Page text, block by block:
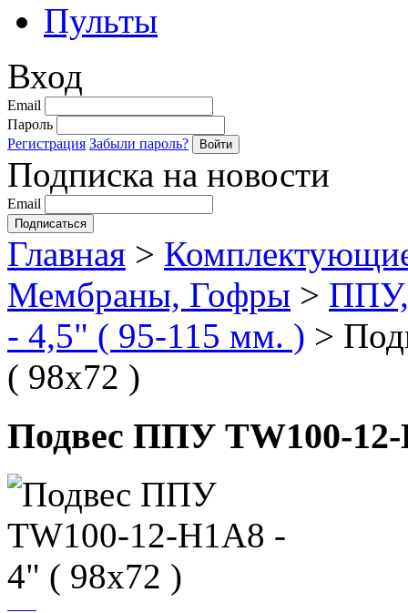
Пульты
Вход
Email
Пароль
Регистрация Забыли пароль?
Подписка на новости
Email
Главная >
Мембраны, Гофры > ППУ,
- 4,5" ( 95-115 мм. ) >
( 98х72 )
Подвес ППУ TW100-12-